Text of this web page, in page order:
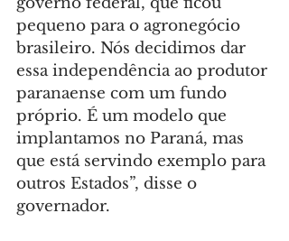
pequeno para o agronegócio
brasileiro. Nós decidimos dar
essa independência ao produtor
paranaense com um fundo
próprio. É um modelo que
implantamos no Paraná, mas
que está servindo exemplo para
outros Estados”, disse o
governador.